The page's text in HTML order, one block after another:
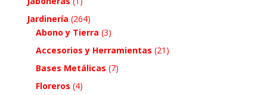
Jardinería (264)
Abono y Tierra (3)
Accesorios y Herramientas (21)
Bases Metálicas (7)
Floreros (4)